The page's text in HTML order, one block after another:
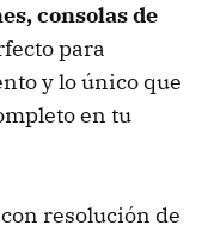
consolas de
para
y lo único que
en tu
resolución de